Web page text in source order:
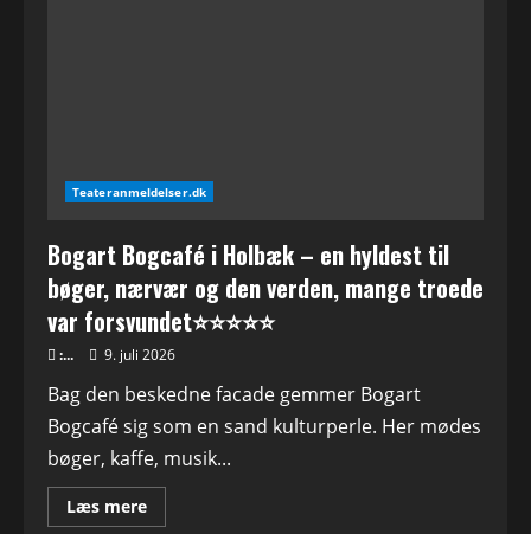
Teateranmeldelser.dk
Bogart Bogcafé i Holbæk – en hyldest til
bøger, nærvær og den verden, mange troede
var forsvundet⭐⭐⭐⭐⭐
:... 9. juli 2026
Bag den beskedne facade gemmer Bogart
Bogcafé sig som en sand kulturperle. Her mødes
bøger, kaffe, musik...
Læs mereRead
more